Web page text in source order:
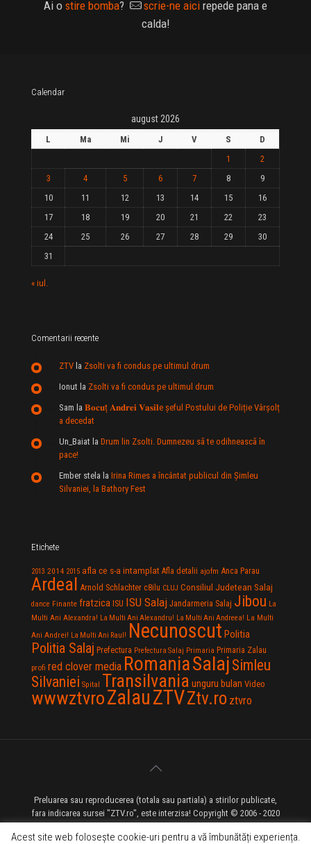
Ai o stire bomba? scrie-ne aici repede pana e
calda!
Calendar
august 2026
L Ma Mi J V S
D
1
2
3
4 5 6 7 8
9
10
11 12 13 14 15
16
17
18 19 20 21 22
23
24
25 26 27 28 29
30
31
« iul.
Comentarii recente
ZTV la Zsolti va fi condus pe ultimul drum
Ionut la Zsolti va fi condus pe ultimul drum
Sam la 𝐁𝐨𝐜𝐮ț 𝐀𝐧𝐝𝐫𝐞𝐢 𝐕𝐚𝐬𝐢𝐥e şeful Postului de Poliție Vârșolț
a decedat
Un_Baiat la Drum lin Zsolti. Dumnezeu sã te odihneascã în
pace!
Ember stela la Irina Rimes a încântat publicul din Şimleu
Silvaniei, la Bathory Fest
Etichete
2013 2014 2015 afla ce s-a intamplat Afla detalii ajofm Anca Parau
Ardeal Arnold Schlachter c8ilu CLUJ Consiliul Judetean Salaj
dance Finante fratzica ISU ISU Salaj Jandarmeria Salaj Jibou La
Multi Ani Alexandra! La Multi Ani Alexandru! La Multi Ani Andreea! La Multi
Ani Andrei! La Multi Ani Raul! Necunoscut Politia
Politia Salaj Prefectura Prefectura Salaj Primaria Primaria Zalau
profi red clover media RomaniaSalaj Simleu
Silvaniei Spital Transilvania unguru bulan Video
wwwztvroZalauZTVZtv.ro ztvro
Preluarea sau reproducerea (totala sau partiala) a stirilor publicate,
fara indicarea sursei "ZTV.ro", este interzisa! Copyright © 2006 - 2020
ZTV.ro - Televiziune pe Internet - Zalau TV
Acest site web folosește cookie-uri pentru a vă îmbunătăți experiența.